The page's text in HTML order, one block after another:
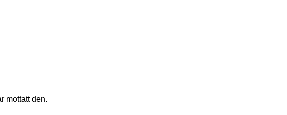
mottatt den.